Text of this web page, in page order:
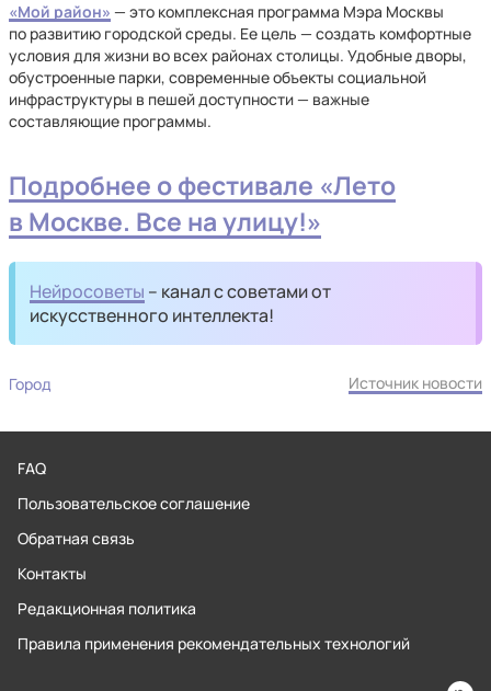
«Мой район» — это комплексная программа Мэра Москвы
по развитию городской среды. Ее цель — создать комфортные
условия для жизни во всех районах столицы. Удобные дворы,
обустроенные парки, современные объекты социальной
инфраструктуры в пешей доступности — важные
составляющие программы.
Подробнее о фестивале «Лето
в Москве. Все на улицу!»
Нейросоветы – канал с советами от
искусственного интеллекта!
Город Источник новости
FAQ
Пользовательское соглашение
Обратная связь
Контакты
Редакционная политика
Правила применения рекомендательных технологий